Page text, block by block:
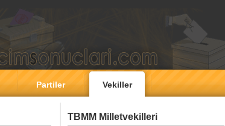
Partiler Vekiller
TBMM Milletvekilleri